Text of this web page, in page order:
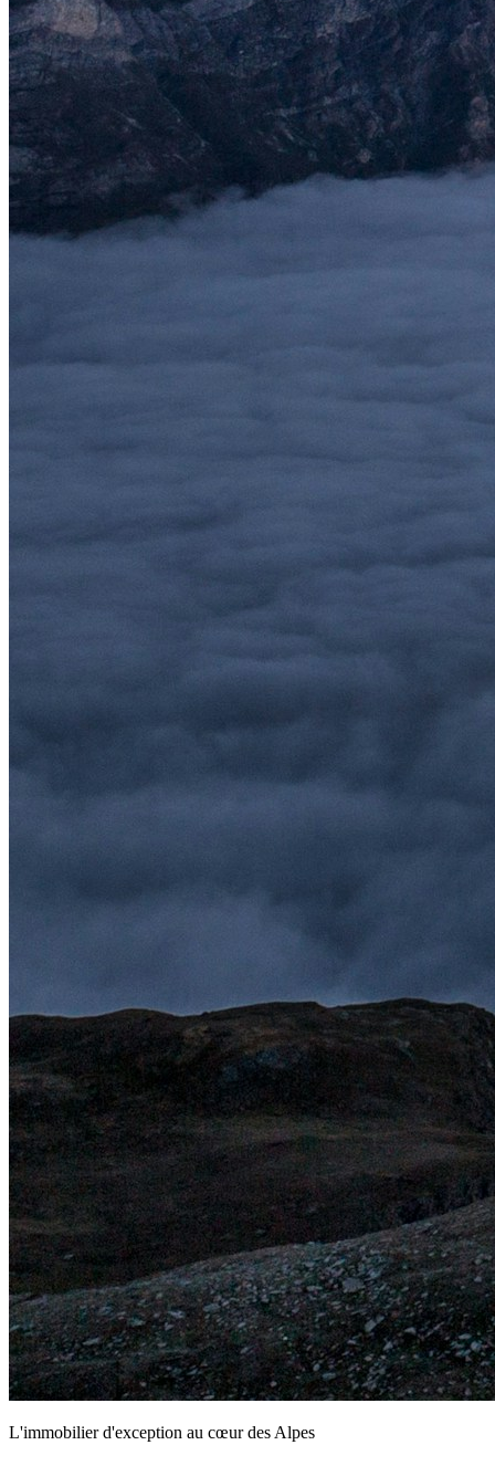
L'immobilier d'exception au cœur des Alpes